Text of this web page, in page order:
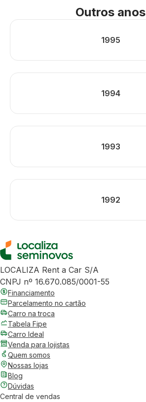
Outros anos
1995
1994
1993
1992
LOCALIZA Rent a Car S/A
CNPJ nº 16.670.085/0001-55
Financiamento
Parcelamento no cartão
Carro na troca
Tabela Fipe
Carro Ideal
Venda para lojistas
Quem somos
Nossas lojas
Blog
Dúvidas
Central de vendas